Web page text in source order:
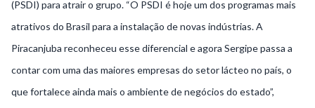
(PSDI) para atrair o grupo. “O PSDI é hoje um dos programas mais
atrativos do Brasil para a instalação de novas indústrias. A
Piracanjuba reconheceu esse diferencial e agora Sergipe passa a
contar com uma das maiores empresas do setor lácteo no país, o
que fortalece ainda mais o ambiente de negócios do estado”,